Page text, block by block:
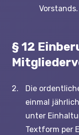
Vorstands.
§ 12
Die
einmal
unter
Textform per